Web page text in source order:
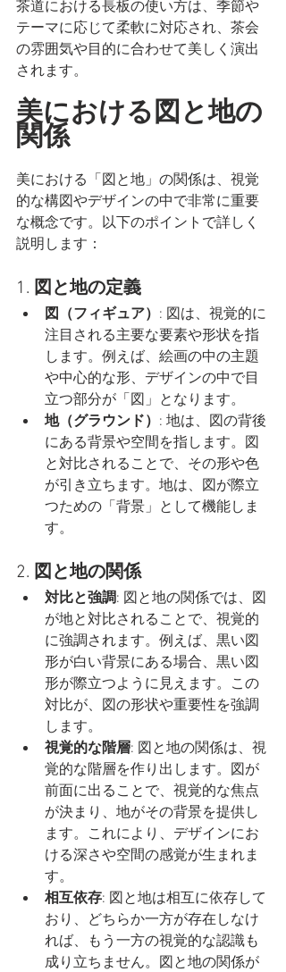
茶道における長板の使い方は、季節や
テーマに応じて柔軟に対応され、茶会
の雰囲気や目的に合わせて美しく演出
されます。
美における図と地の
関係
美における「図と地」の関係は、視覚
的な構図やデザインの中で非常に重要
な概念です。以下のポイントで詳しく
説明します：
1. 図と地の定義
図（フィギュア） : 図は、視覚的に
注目される主要な要素や形状を指
します。例えば、絵画の中の主題
や中心的な形、デザインの中で目
立つ部分が「図」となります。
地（グラウンド） : 地は、図の背後
にある背景や空間を指します。図
と対比されることで、その形や色
が引き立ちます。地は、図が際立
つための「背景」として機能しま
す。
2. 図と地の関係
対比と強調: 図と地の関係では、図
が地と対比されることで、視覚的
に強調されます。例えば、黒い図
形が白い背景にある場合、黒い図
形が際立つように見えます。この
対比が、図の形状や重要性を強調
します。
視覚的な階層: 図と地の関係は、視
覚的な階層を作り出します。図が
前面に出ることで、視覚的な焦点
が決まり、地がその背景を提供し
ます。これにより、デザインにお
ける深さや空間の感覚が生まれま
す。
相互依存: 図と地は相互に依存して
おり、どちらか一方が存在しなけ
れば、もう一方の視覚的な認識も
成り立ちません。図と地の関係が